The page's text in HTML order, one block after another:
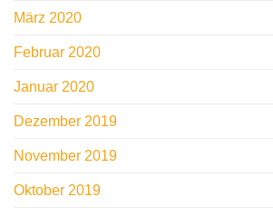
März 2020
Februar 2020
Januar 2020
Dezember 2019
November 2019
Oktober 2019